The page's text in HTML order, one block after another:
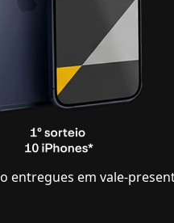
entregues em vale-